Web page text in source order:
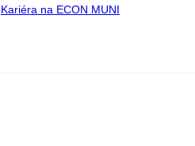
Kariéra na ECON MUNI